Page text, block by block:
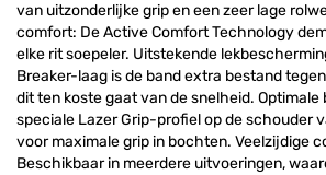
van uitzonderlijke grip en een zeer lage
comfort: De Active Comfort Technology
elke rit soepeler. Uitstekende
Breaker-laag is de band extra bestand
dit ten koste gaat van de snelheid.
speciale Lazer Grip-profiel op de schouder
voor maximale grip in bochten. Veelzijdige
Beschikbaar in meerdere uitvoeringen,